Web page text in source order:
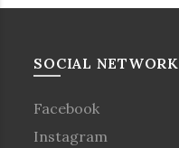
SOCIAL NETWORK
Facebook
Instagram